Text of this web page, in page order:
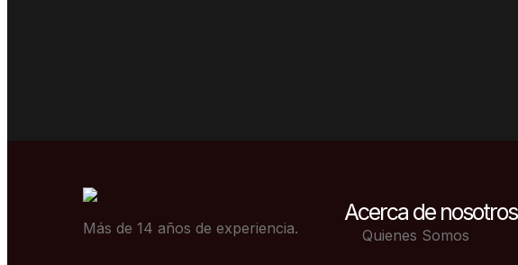
Más de 14 años de experiencia.
Acerca de nosotros
Quienes Somos